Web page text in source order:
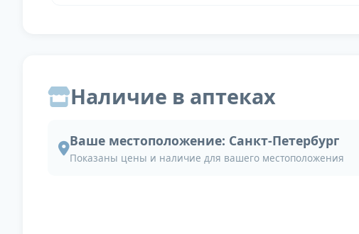
Наличие в аптеках
Ваше местоположение: Санкт-Петербург
Показаны цены и наличие для вашего местоположения